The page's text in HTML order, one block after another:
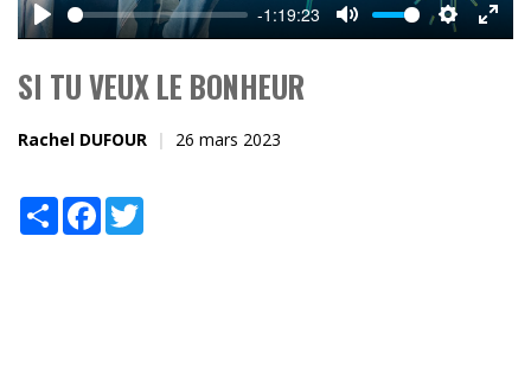
Play
-1:19:23
Mute Settings
SI TU VEUX LE BONHEUR
Rachel DUFOUR 26 mars 2023
ShareFacebook